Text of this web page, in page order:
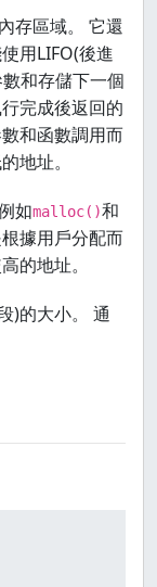
存區域。 它還
用LIFO(後進
和存儲下一個
完成後返回的
和函數調用而
地址。
如malloc()和
據用戶分配而
的地址。
)的大小。 通